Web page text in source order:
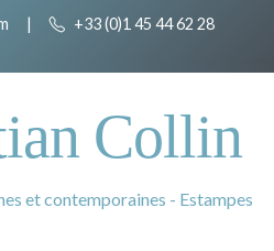
| +33 (0)1 45 44 62 28
Collin
et contemporaines - Estampes